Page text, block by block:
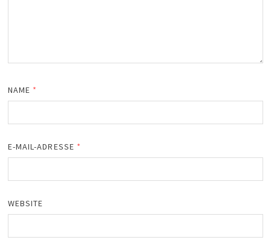
NAME *
E-MAIL-ADRESSE *
WEBSITE